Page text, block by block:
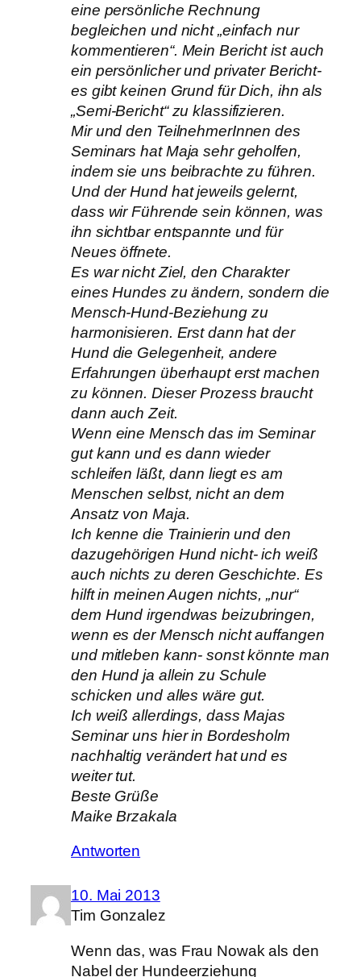
eine persönliche Rechnung
begleichen und nicht „einfach nur
kommentieren“. Mein Bericht ist auch
ein persönlicher und privater Bericht-
es gibt keinen Grund für Dich, ihn als
„Semi-Bericht“ zu klassifizieren.
Mir und den TeilnehmerInnen des
Seminars hat Maja sehr geholfen,
indem sie uns beibrachte zu führen.
Und der Hund hat jeweils gelernt,
dass wir Führende sein können, was
ihn sichtbar entspannte und für
Neues öffnete.
Es war nicht Ziel, den Charakter
eines Hundes zu ändern, sondern die
Mensch-Hund-Beziehung zu
harmonisieren. Erst dann hat der
Hund die Gelegenheit, andere
Erfahrungen überhaupt erst machen
zu können. Dieser Prozess braucht
dann auch Zeit.
Wenn eine Mensch das im Seminar
gut kann und es dann wieder
schleifen läßt, dann liegt es am
Menschen selbst, nicht an dem
Ansatz von Maja.
Ich kenne die Trainierin und den
dazugehörigen Hund nicht- ich weiß
auch nichts zu deren Geschichte. Es
hilft in meinen Augen nichts, „nur“
dem Hund irgendwas beizubringen,
wenn es der Mensch nicht auffangen
und mitleben kann- sonst könnte man
den Hund ja allein zu Schule
schicken und alles wäre gut.
Ich weiß allerdings, dass Majas
Seminar uns hier in Bordesholm
nachhaltig verändert hat und es
weiter tut.
Beste Grüße
Maike Brzakala
Antworten
10. Mai 2013
Tim Gonzalez
Wenn das, was Frau Nowak als den
Nabel der Hundeerziehung